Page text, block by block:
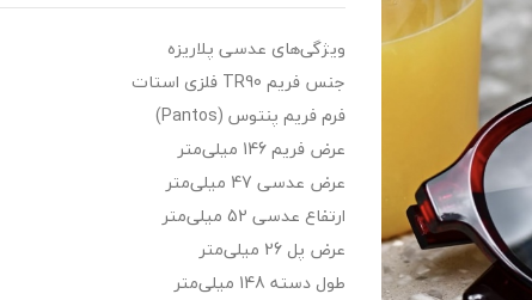
ویژگی‌های عدسی پلاریزه
جنس فریم TR90 فلزی استات
فرم فریم پنتوس (Pantos)
عرض فریم 146 میلی‌متر
عرض عدسی 47 میلی‌متر
ارتفاع عدسی 52 میلی‌متر
عرض پل 26 میلی‌متر
طول دسته 148 میلی‌متر